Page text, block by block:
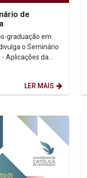
de
graduação em
o Seminário
Aplicações da
LER MAIS